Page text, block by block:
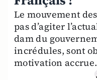
Le mouvement
pas d’agiter
dam du
incrédules, sont
motivation accrue.